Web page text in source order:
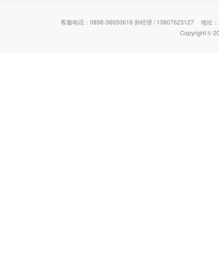
客服电话：0898-36650616 孙经理 / 13807623127
地址
Copyright ©